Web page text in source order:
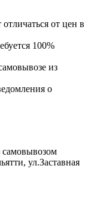
от цен в
100%
из
о
самовывозом
ул.Заставная